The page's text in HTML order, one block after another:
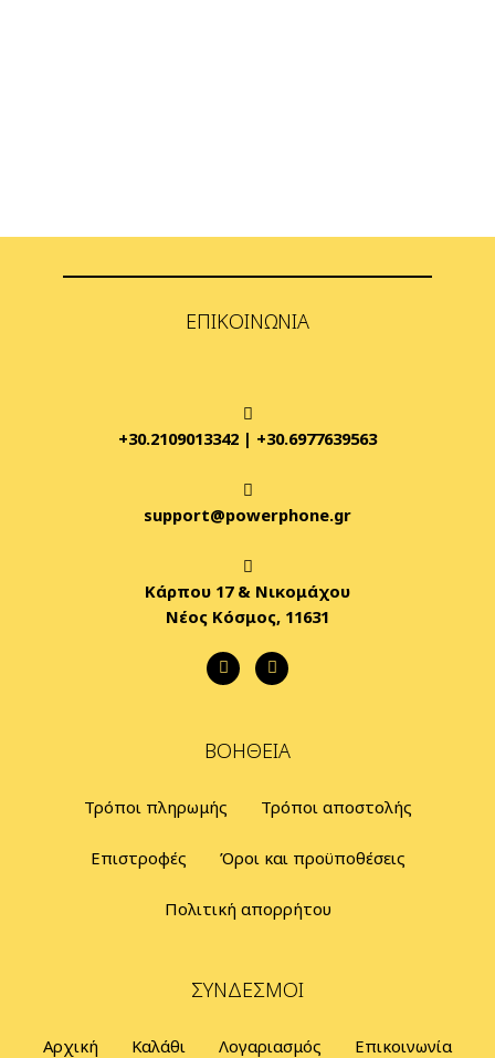
ΕΠΙΚΟΙΝΩΝΊΑ
+30.2109013342 | +30.6977639563
support@powerphone.gr
Κάρπου 17 & Νικομάχου
Νέος Κόσμος, 11631
ΒΟΉΘΕΙΑ
Τρόποι πληρωμής Τρόποι αποστολής
Επιστροφές Όροι και προϋποθέσεις
Πολιτική απορρήτου
ΣΎΝΔΕΣΜΟΙ
Αρχική Καλάθι Λογαριασμός Επικοινωνία